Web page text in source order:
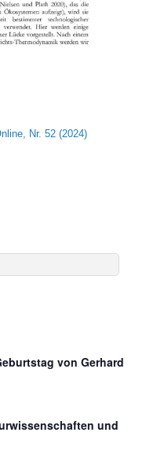
Nr. 52 (2024)
von Gerhard
und